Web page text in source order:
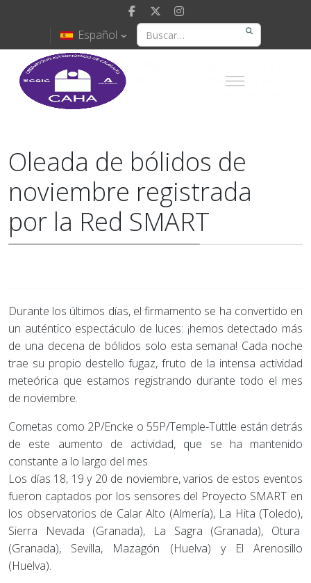
Español
Oleada de bólidos de
noviembre registrada
por la Red SMART
Durante los últimos días, el firmamento se ha convertido en
un auténtico espectáculo de luces: ¡hemos detectado más
de una decena de bólidos solo esta semana! Cada noche
trae su propio destello fugaz, fruto de la intensa actividad
meteórica que estamos registrando durante todo el mes
de noviembre.
Cometas como 2P/Encke o 55P/Temple-Tuttle están detrás
de este aumento de actividad, que se ha mantenido
constante a lo largo del mes.
Los días 18, 19 y 20 de noviembre, varios de estos eventos
fueron captados por los sensores del Proyecto SMART en
los observatorios de Calar Alto (Almería), La Hita (Toledo),
Sierra Nevada (Granada), La Sagra (Granada), Otura
(Granada), Sevilla, Mazagón (Huelva) y El Arenosillo
(Huelva).